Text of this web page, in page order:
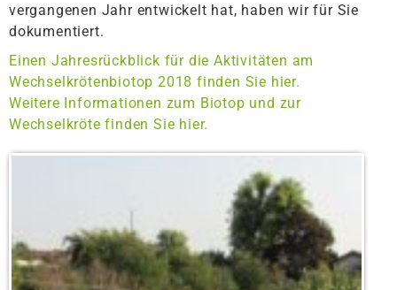
vergangenen Jahr entwickelt hat, haben wir für Sie
dokumentiert.
Einen Jahresrückblick für die Aktivitäten am
Wechselkrötenbiotop 2018 finden Sie hier.
Weitere Informationen zum Biotop und zur
Wechselkröte finden Sie hier.